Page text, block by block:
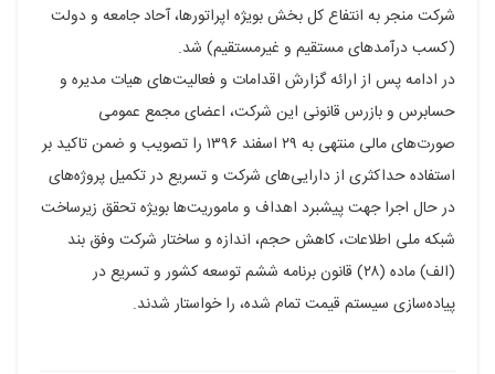
شرکت منجر به انتفاع کل بخش بویژه اپراتورها، آحاد جامعه و دولت
(کسب درآمدهای مستقیم و غیرمستقیم) شد.
در ادامه پس از ارائه گزارش اقدامات و فعالیت‌های هیات مدیره و
حسابرس و بازرس قانونی این شرکت، اعضای مجمع عمومی
صورت‌های مالی منتهی به ۲۹ اسفند ۱۳۹۶ را تصویب و ضمن تاکید بر
استفاده حداکثری از دارایی‌های شرکت و تسریع در تکمیل پروژه‌های
در حال اجرا جهت پیشبرد اهداف و ماموریت‌ها بویژه تحقق زیرساخت
شبکه ملی اطلاعات، کاهش حجم، اندازه و ساختار شرکت وفق بند
(الف) ماده (۲۸) قانون برنامه ششم توسعه کشور و تسریع در
پیاده‌سازی سیستم قیمت تمام شده، را خواستار شدند.